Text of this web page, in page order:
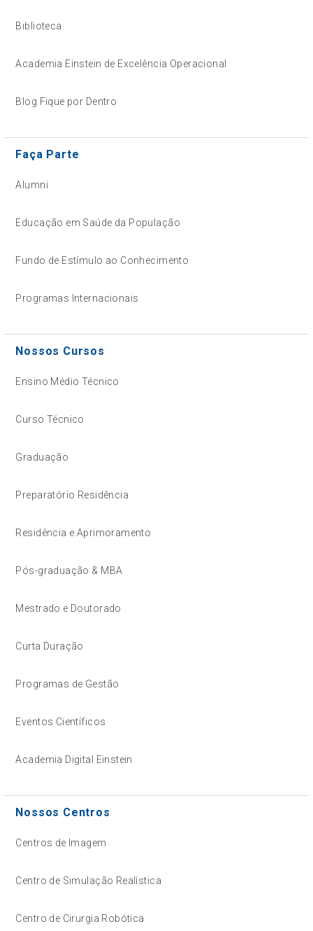
Biblioteca
Academia Einstein de Excelência Operacional
Blog Fique por Dentro
Faça Parte
Alumni
Educação em Saúde da População
Fundo de Estímulo ao Conhecimento
Programas Internacionais
Nossos Cursos
Ensino Médio Técnico
Curso Técnico
Graduação
Preparatório Residência
Residência e Aprimoramento
Pós-graduação & MBA
Mestrado e Doutorado
Curta Duração
Programas de Gestão
Eventos Científicos
Academia Digital Einstein
Nossos Centros
Centros de Imagem
Centro de Simulação Realística
Centro de Cirurgia Robótica